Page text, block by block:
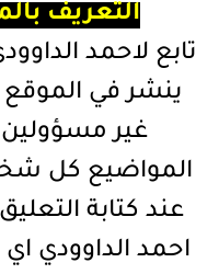
التعريف
تابع لاحمد
ينشر في
غير مسؤولين
المواضيع كل
عند كتابة
احمد الداوودي